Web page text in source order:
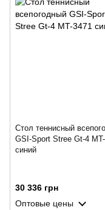
Стол теннисный
GSI-Sport Stree Gt-4
синий
30 336 грн
Оптовые цены